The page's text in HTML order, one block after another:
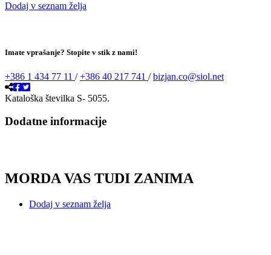
Dodaj v seznam želja
Imate vprašanje? Stopite v stik z nami!
+386 1 434 77 11 /+386 40 217 741 /bizjan.co@siol.net
Kataloška številka S- 5055.
Dodatne informacije
MORDA VAS TUDI ZANIMA
Dodaj v seznam želja